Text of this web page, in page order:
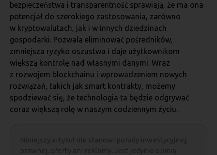
bezpieczeństwa i transparentność sprawiają, że ma ona
potencjał do szerokiego zastosowania, zarówno
w kryptowalutach, jak i w innych dziedzinach
gospodarki. Pozwala eliminować pośredników,
zmniejsza ryzyko oszustwa i daje użytkownikom
większą kontrolę nad własnymi danymi. Wraz
z rozwojem blockchainu i wprowadzeniem nowych
rozwiązań, takich jak smart kontrakty, możemy
spodziewać się, że technologia ta będzie odgrywać
coraz większą rolę w naszym codziennym życiu.
Niniejszy artykuł nie stanowi porady inwestycyjnej,
prawnej, oferty ani reklamy. Jest jedynie opinią